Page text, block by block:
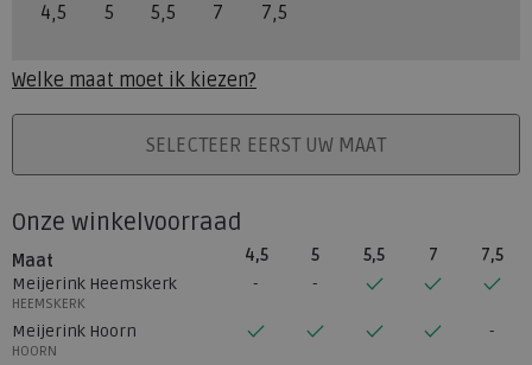
4,5 5 5,5 7 7,5
Welke maat moet ik kiezen?
PLAATS IN WINKELMANDSELECTEER EERST UW MAAT
Onze winkelvoorraad
Maat 4,5 5 5,5 7
7,5
Meijerink Heemskerk
HEEMSKERK
Meijerink Hoorn
HOORN